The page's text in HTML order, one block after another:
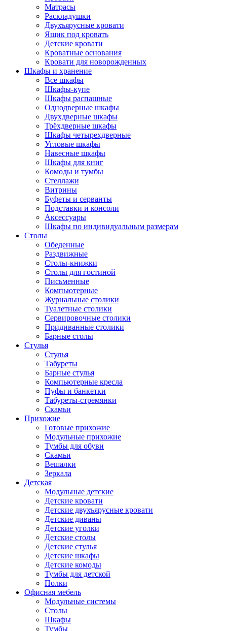
Матрасы
Раскладушки
Двухъярусные кровати
Ящик под кровать
Детские кровати
Кроватные основания
Кровати для новорожденных
Шкафы и хранение
Все шкафы
Шкафы-купе
Шкафы распашные
Однодверные шкафы
Двухдверные шкафы
Трёхдверные шкафы
Шкафы четырехдверные
Угловые шкафы
Навесные шкафы
Шкафы для книг
Комоды и тумбы
Стеллажи
Витрины
Буфеты и серванты
Подставки и консоли
Аксессуары
Шкафы по индивидуальным размерам
Столы
Обеденные
Раздвижные
Столы-книжки
Столы для гостиной
Письменные
Компьютерные
Журнальные столики
Туалетные столики
Сервировочные столики
Придиванные столики
Барные столы
Стулья
Стулья
Табуреты
Барные стулья
Компьютерные кресла
Пуфы и банкетки
Табуреты-стремянки
Скамьи
Прихожие
Готовые прихожие
Модульные прихожие
Тумбы для обуви
Скамьи
Вешалки
Зеркала
Детская
Модульные детские
Детские кровати
Детские двухъярусные кровати
Детские диваны
Детские уголки
Детские столы
Детские стулья
Детские шкафы
Детские комоды
Тумбы для детской
Полки
Офисная мебель
Модульные системы
Столы
Шкафы
Тумбы